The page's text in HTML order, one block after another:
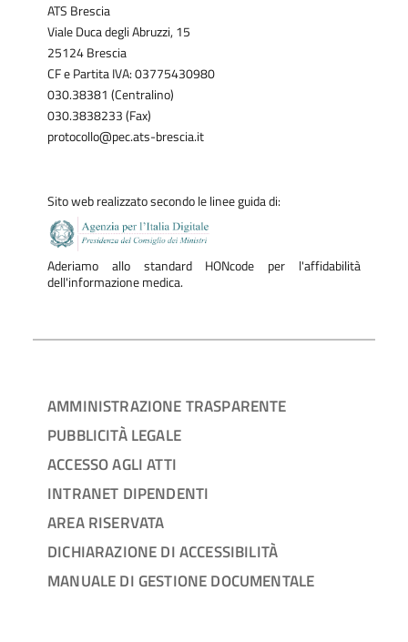
ATS Brescia
Viale Duca degli Abruzzi, 15
25124 Brescia
CF e Partita IVA: 03775430980
030.38381 (Centralino)
030.3838233 (Fax)
protocollo@pec.ats-brescia.it
Sito web realizzato secondo le linee guida di:
Aderiamo allo standard HONcode per l'affidabilità
dell'informazione medica.
AMMINISTRAZIONE TRASPARENTE
PUBBLICITÀ LEGALE
ACCESSO AGLI ATTI
INTRANET DIPENDENTI
AREA RISERVATA
DICHIARAZIONE DI ACCESSIBILITÀ
MANUALE DI GESTIONE DOCUMENTALE